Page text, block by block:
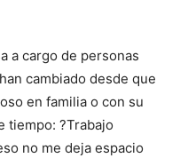
a cargo de personas
cambiado desde que
en familia o con su
tiempo: ?Trabajo
no me deja espacio